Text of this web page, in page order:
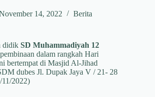
14, 2022 Berita
didik SD Muhammadiyah 12
dalam rangkah Hari
bertempat di Masjid Al-Jihad
dubes Jl. Dupak Jaya V / 21- 28
11/2022)